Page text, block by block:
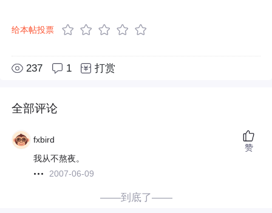
给本帖投票
237 1 打赏
全部评论
fxbird
我从不熬夜。
2007-06-09
赞
——到底了——